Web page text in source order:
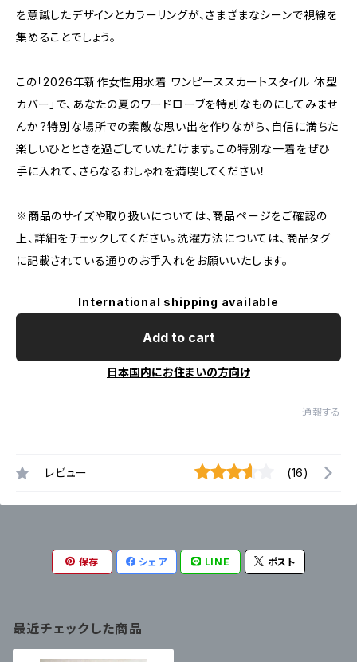
を意識したデザインとカラーリングが、さまざまなシーンで視線を
集めることでしょう。
この「2026年新作女性用水着 ワンピーススカートスタイル 体型
カバー」で、あなたの夏のワードローブを特別なものにしてみませ
んか？特別な場所での素敵な思い出を作りながら、自信に満ちた
楽しいひとときを過ごしていただけます。この特別な一着をぜひ
手に入れて、さらなるおしゃれを満喫してください！
※商品のサイズや取り扱いについては、商品ページをご確認の
上、詳細をチェックしてください。洗濯方法については、商品タグ
に記載されている通りのお手入れをお願いいたします。
International shipping available
Add to cart
日本国内にお住まいの方向け
通報する
レビュー (16)
保存 シェア LINE ポスト
最近チェックした商品